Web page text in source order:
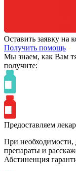
Оставить заявку на
Получить помощь
Мы знаем, как Вам
получите:
Предоставляем
При необходимости,
препараты и
Абстиненция